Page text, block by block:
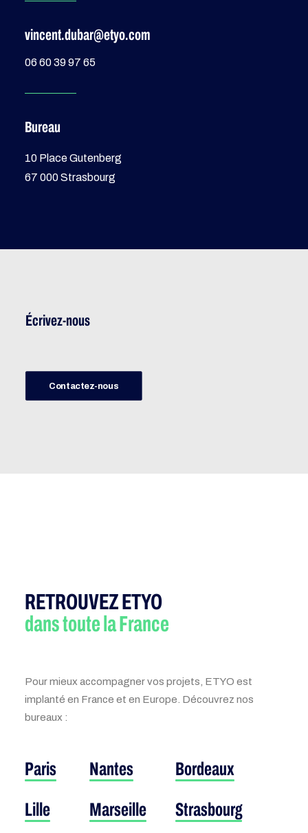
vincent.dubar@etyo.com
06 60 39 97 65
Bureau
10 Place Gutenberg
67 000 Strasbourg
Écrivez-nous
Contactez-nous
RETROUVEZ ETYO
dans toute laFrance
Pour mieux accompagner vos projets, ETYO est
implanté en France et en Europe. Découvrez nos
bureaux :
Paris
Lille
Nantes
Marseille
Bordeaux
Strasbourg